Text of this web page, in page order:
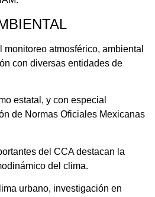
monitoreo atmosférico, ambiental
con diversas entidades de
estatal, y con especial
de Normas Oficiales Mexicanas
del CCA destacan la
del clima.
urbano, investigación en